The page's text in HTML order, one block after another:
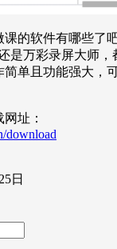
的软件有哪些了
还是万彩录屏大师
简单且功能强大，
址：
download
日